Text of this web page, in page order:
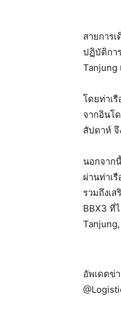
สายการเ
ปฏิบัติกา
Tanjung
โดยท่าเ
จากอินโ
สัปดาห์ จึ
นอกจาก
ผ่านท่าเ
รวมถึงเ
BBX3 ที่
อัพเดตข่